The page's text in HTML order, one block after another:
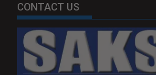
CONTACT US